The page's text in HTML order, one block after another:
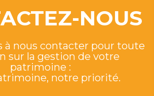
NOUS
à nous contacter pour toute
sur la gestion de votre
patrimoine :
notre priorité.